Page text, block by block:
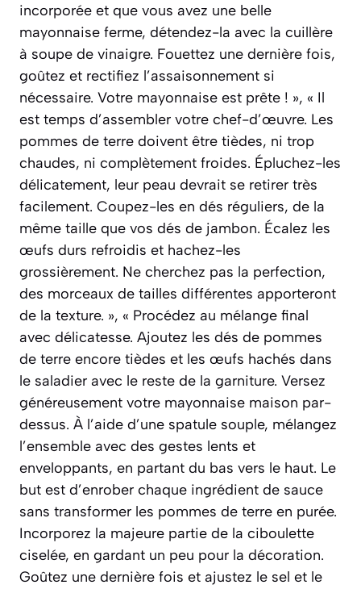
incorporée et que vous avez une belle
mayonnaise ferme, détendez-la avec la cuillère
à soupe de vinaigre. Fouettez une dernière fois,
goûtez et rectifiez l’assaisonnement si
nécessaire. Votre mayonnaise est prête ! », « Il
est temps d’assembler votre chef-d’œuvre. Les
pommes de terre doivent être tièdes, ni trop
chaudes, ni complètement froides. Épluchez-les
délicatement, leur peau devrait se retirer très
facilement. Coupez-les en dés réguliers, de la
même taille que vos dés de jambon. Écalez les
œufs durs refroidis et hachez-les
grossièrement. Ne cherchez pas la perfection,
des morceaux de tailles différentes apporteront
de la texture. », « Procédez au mélange final
avec délicatesse. Ajoutez les dés de pommes
de terre encore tièdes et les œufs hachés dans
le saladier avec le reste de la garniture. Versez
généreusement votre mayonnaise maison par-
dessus. À l’aide d’une spatule souple, mélangez
l’ensemble avec des gestes lents et
enveloppants, en partant du bas vers le haut. Le
but est d’enrober chaque ingrédient de sauce
sans transformer les pommes de terre en purée.
Incorporez la majeure partie de la ciboulette
ciselée, en gardant un peu pour la décoration.
Goûtez une dernière fois et ajustez le sel et le